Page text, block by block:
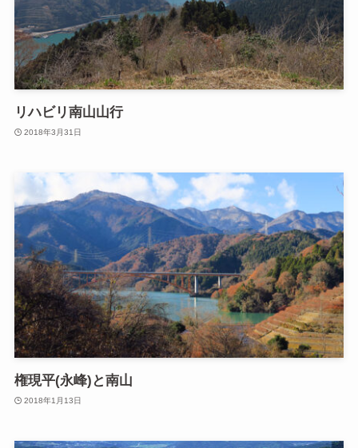
リハビリ南山山行
2018年3月31日
権現平(永峰)と南山
2018年1月13日